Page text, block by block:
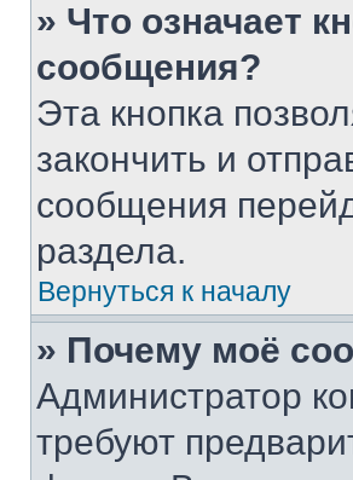
» Что означает
сообщения?
Эта кнопка
закончить и
сообщения
раздела.
Вернуться к началу
» Почему моё
Администратор
требуют